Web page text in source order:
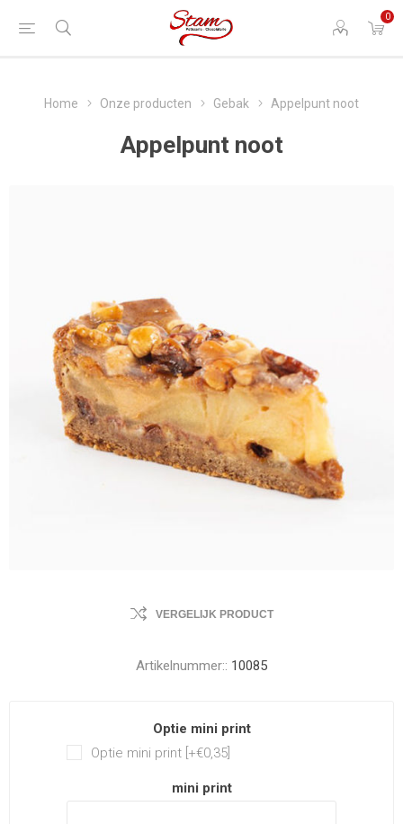
0
Home Onze producten Gebak Appelpunt noot
Appelpunt noot
VERGELIJK PRODUCT
Artikelnummer:: 10085
Optie mini print
Optie mini print [+€0,35]
mini print